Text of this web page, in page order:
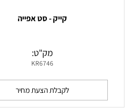
קייק - סט אפייה
מק"ט:
KR6746